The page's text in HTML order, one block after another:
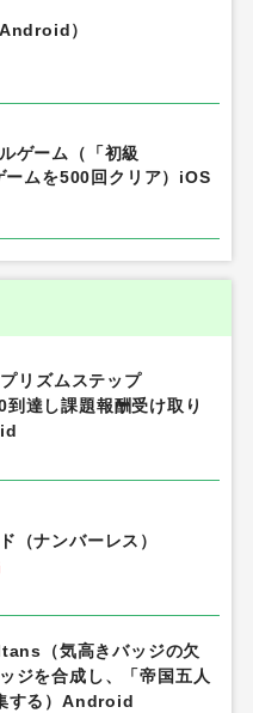
）
ゲーム（「初級
ームを500回クリア）iOS
リズムステップ
到達し課題報酬受け取り
（ナンバーレス）
（気高きバッジの欠
ジを合成し、「帝国五人
する）Android